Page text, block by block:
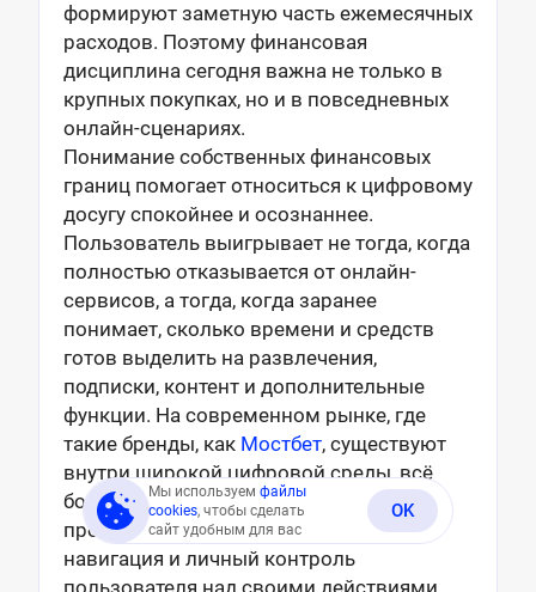
формируют заметную часть ежемесячных
расходов. Поэтому финансовая
дисциплина сегодня важна не только в
крупных покупках, но и в повседневных
онлайн-сценариях.
Понимание собственных финансовых
границ помогает относиться к цифровому
досугу спокойнее и осознаннее.
Пользователь выигрывает не тогда, когда
полностью отказывается от онлайн-
сервисов, а тогда, когда заранее
понимает, сколько времени и средств
готов выделить на развлечения,
подписки, контент и дополнительные
функции. На современном рынке, где
такие бренды, как Мостбет, существуют
внутри широкой цифровой среды, всё
большее значение получают
прозрачность условий, понятная
навигация и личный контроль
пользователя над своими действиями.
Мы используем файлы
cookies, чтобы сделать
сайт удобным для вас
OK